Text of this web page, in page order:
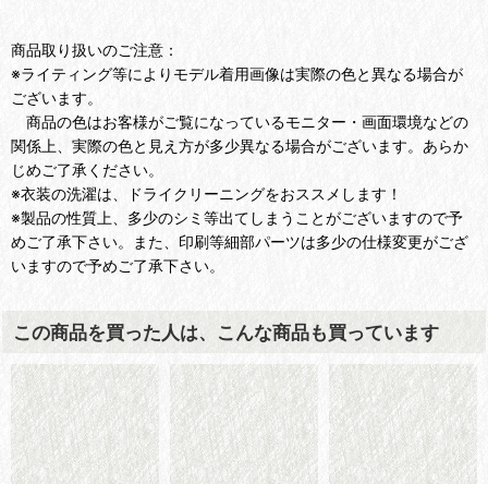
商品取り扱いのご注意：
※ライティング等によりモデル着用画像は実際の色と異なる場合が
ございます。
商品の色はお客様がご覧になっているモニター・画面環境などの
関係上、実際の色と見え方が多少異なる場合がございます。あらか
じめご了承ください。
※衣装の洗濯は、ドライクリーニングをおススメします！
※製品の性質上、多少のシミ等出てしまうことがございますので予
めご了承下さい。また、印刷等細部パーツは多少の仕様変更がござ
いますので予めご了承下さい。
この商品を買った人は、こんな商品も買っています